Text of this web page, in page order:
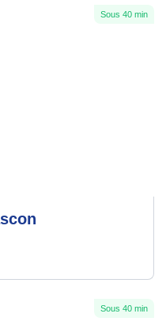
Sous 40 min
Sous 40 min